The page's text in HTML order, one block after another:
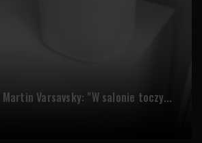
"W salonie toczy...